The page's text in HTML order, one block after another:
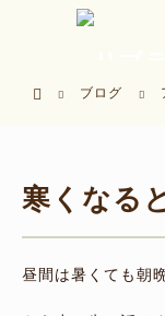
ブログ
寒くなる
昼間は暑くても朝